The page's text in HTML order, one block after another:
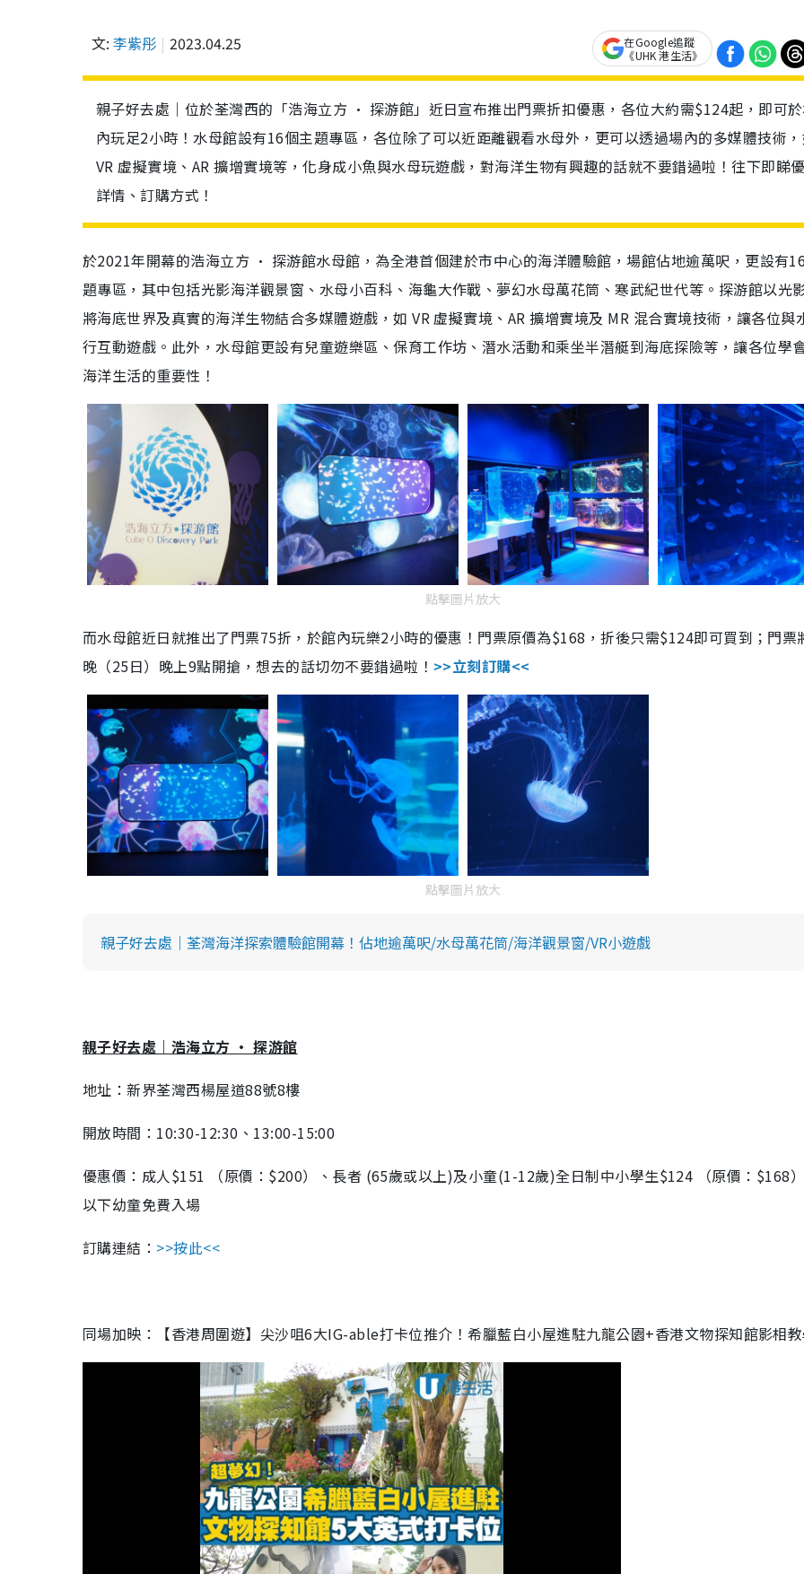
文: 李紫彤 2023.04.25
在Google追蹤
《UHK 港生活》
親子好去處｜位於荃灣西的「浩海立方 • 探游館」近日宣布推出門票折扣優惠，各位大約需$124起，即可
內玩足2小時！水母館設有16個主題專區，各位除了可以近距離觀看水母外，更可以透過場內的多媒體技術
VR 虛擬實境、AR 擴增實境等，化身成小魚與水母玩遊戲，對海洋生物有興趣的話就不要錯過啦！往下即睇
詳情、訂購方式！
於2021年開幕的浩海立方 • 探游館水母館，為全港首個建於市中心的海洋體驗館，場館佔地逾萬呎，更設有
題專區，其中包括光影海洋觀景窗、水母小百科、海龜大作戰、夢幻水母萬花筒、寒武紀世代等。探游館以光
將海底世界及真實的海洋生物結合多媒體遊戲，如 VR 虛擬實境、AR 擴增實境及 MR 混合實境技術，讓各位與
行互動遊戲。此外，水母館更設有兒童遊樂區、保育工作坊、潛水活動和乘坐半潛艇到海底探險等，讓各位學
海洋生活的重要性！
點擊圖片放大
而水母館近日就推出了門票75折，於館內玩樂2小時的優惠！門票原價為$168，折後只需$124即可買到；門票
晚（25日）晚上9點開搶，想去的話切勿不要錯過啦！ >>立刻訂購<<
點擊圖片放大
親子好去處｜荃灣海洋探索體驗館開幕！佔地逾萬呎/水母萬花筒/海洋觀景窗/VR小遊戲
親子好去處｜浩海立方 • 探游館
地址：新界荃灣西楊屋道88號8樓
開放時間：10:30-12:30、13:00-15:00
優惠價：成人$151 （原價：$200）、長者 (65歲或以上)及小童(1-12歲)全日制中小學生$124 （原價：$168
以下幼童免費入場
訂購連結： >>按此<<
同場加映：【香港周圍遊】尖沙咀6大IG-able打卡位推介！希臘藍白小屋進駐九龍公園+香港文物探知館影相